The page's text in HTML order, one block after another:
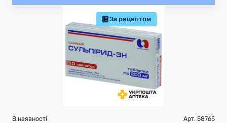
За рецептом
В наявності Арт. 58765